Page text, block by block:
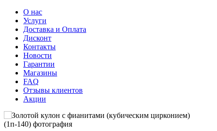
О нас
Услуги
Доставка и Оплата
Дисконт
Контакты
Новости
Гарантии
Магазины
FAQ
Отзывы клиентов
Акции